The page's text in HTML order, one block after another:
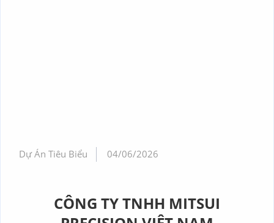
Dự Án Tiêu Biểu 04/06/2026
CÔNG TY TNHH MITSUI